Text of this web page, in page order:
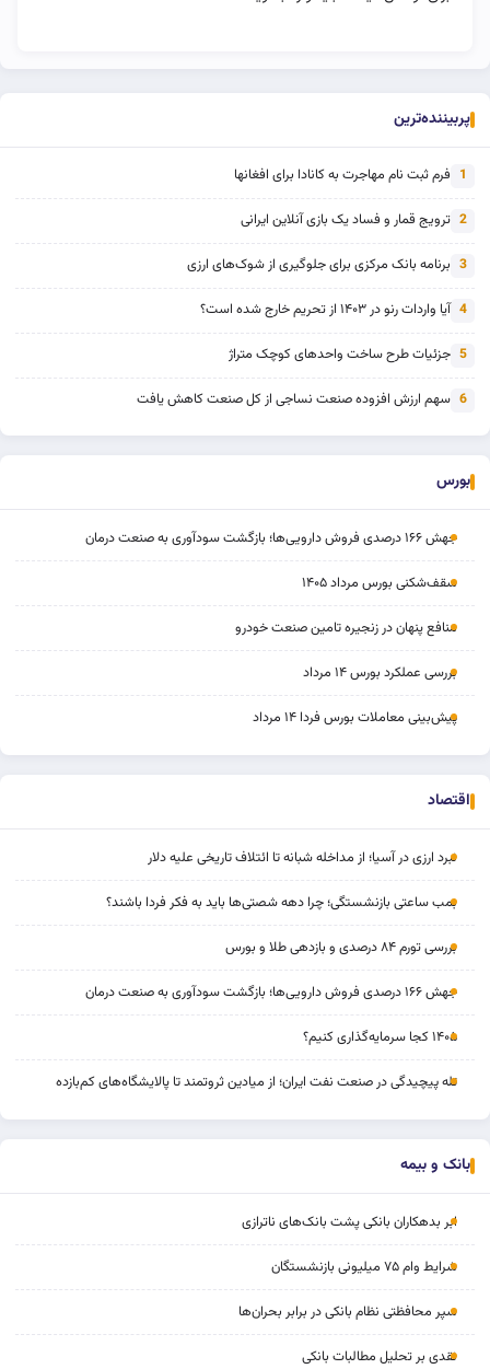
پربیننده‌ترین
1 فرم ثبت نام مهاجرت به کانادا برای افغانها
2 ترویج قمار و فساد یک بازی آنلاین ایرانی
3 برنامه بانک مرکزی برای جلوگیری از شوک‌های ارزی
4 آیا واردات رنو در ۱۴۰۳ از تحریم خارج شده است؟
5 جزئیات طرح ساخت واحدهای کوچک متراژ
6 سهم ارزش افزوده صنعت نساجی از کل صنعت کاهش یافت
بورس
جهش ۱۶۶ درصدی فروش دارویی‌ها؛ بازگشت سودآوری به صنعت درمان
سقف‌شکنی بورس مرداد ۱۴۰۵
منافع پنهان در زنجیره تامین صنعت خودرو
بررسی عملکرد بورس ۱۴ مرداد
پیش‌بینی معاملات بورس فردا ۱۴ مرداد
اقتصاد
نبرد ارزی در آسیا؛ از مداخله‌ شبانه تا ائتلاف تاریخی علیه دلار
بمب ساعتی بازنشستگی؛ چرا دهه شصتی‌ها باید به فکر فردا باشند؟
بررسی تورم ۸۴ درصدی و بازدهی طلا و بورس
جهش ۱۶۶ درصدی فروش دارویی‌ها؛ بازگشت سودآوری به صنعت درمان
۱۴۰۵ کجا سرمایه‌گذاری کنیم؟
تله پیچیدگی در صنعت نفت ایران؛ از میادین ثروتمند تا پالایشگاه‌های کم‌بازده
بانک و بیمه
ابر بدهکاران بانکی پشت بانک‌های ناترازی
شرایط وام ۷۵ میلیونی بازنشستگان
سپر محافظتی نظام بانکی در برابر بحران‌ها
نقدی بر تحلیل مطالبات بانکی